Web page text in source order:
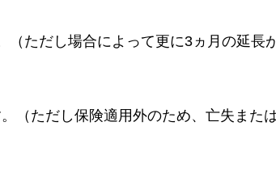
（ただし場合によって更に3ヵ月の延長
（ただし保険適用外のため、亡失また